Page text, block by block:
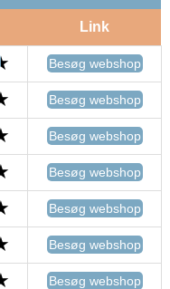
Link
Besøg webshop
Besøg webshop
Besøg webshop
Besøg webshop
Besøg webshop
Besøg webshop
Besøg webshop